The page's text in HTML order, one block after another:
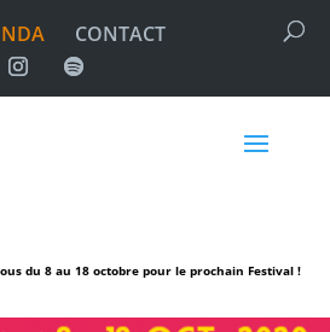
CONTACT
du 8 au 18 octobre pour le prochain Festival !